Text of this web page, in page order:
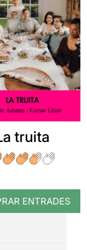
truita
ENTRADES